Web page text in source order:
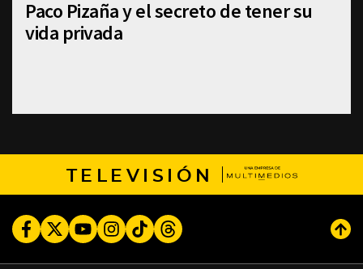
Paco Pizaña y el secreto de tener su
vida privada
TELEVISIÓN
FacebookTwitterYoutubeInstagram
TikTokThreads